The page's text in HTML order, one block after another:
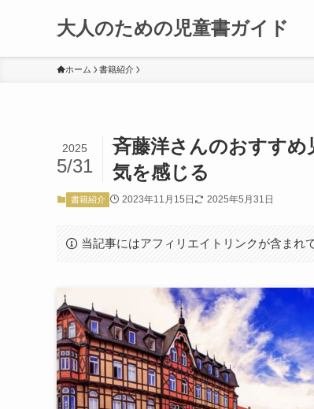
大人のための児童書ガイド
ホーム 書籍紹介
斉藤洋さんのおすす
気を感じる
2025
5/31
書籍紹介 2023年11月15日 2025年5月31日
当記事にはアフィリエイトリンクが含まれ